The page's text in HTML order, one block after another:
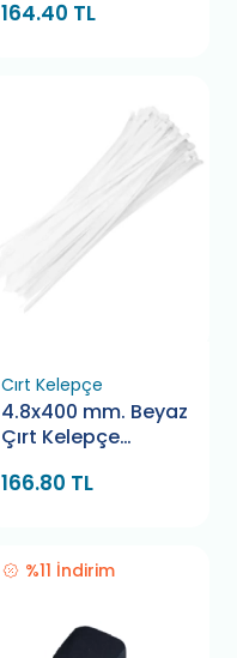
164.40 TL
Cırt Kelepçe
4.8x400 mm. Beyaz
Çırt Kelepçe
166.80 TL
%11 İndirim